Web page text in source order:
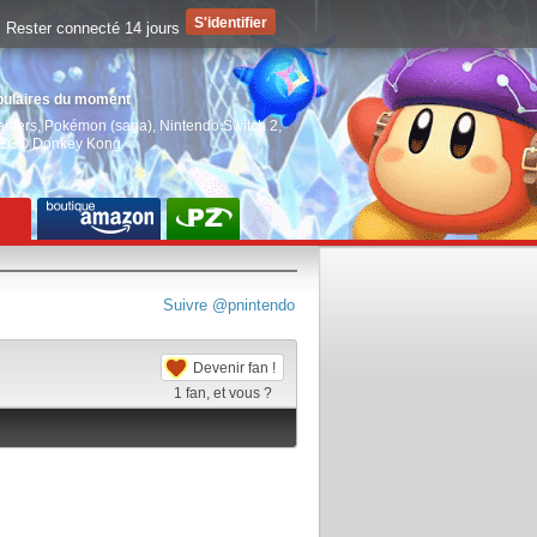
du moment
, Pokémon (saga) Nintendo Switch 2,
Donkey Kong
Suivre @pnintendo
Devenir fan !
1 fan, et vous ?
Rester connecté 14 jours